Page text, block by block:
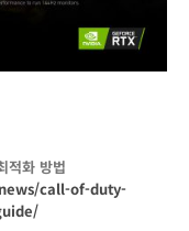
적화 방법
call-of-duty-